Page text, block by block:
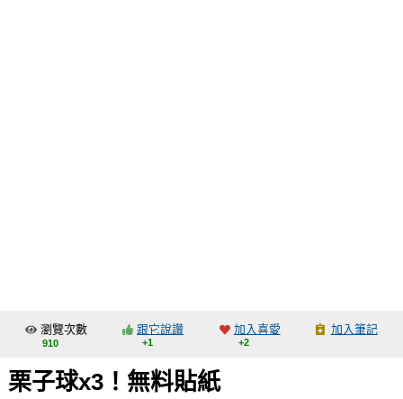
交流中心
攤位轉讓區
瀏覽次數
910
跟它說讚
+1
加入喜愛
+2
加入筆記
栗子球x3！無料貼紙